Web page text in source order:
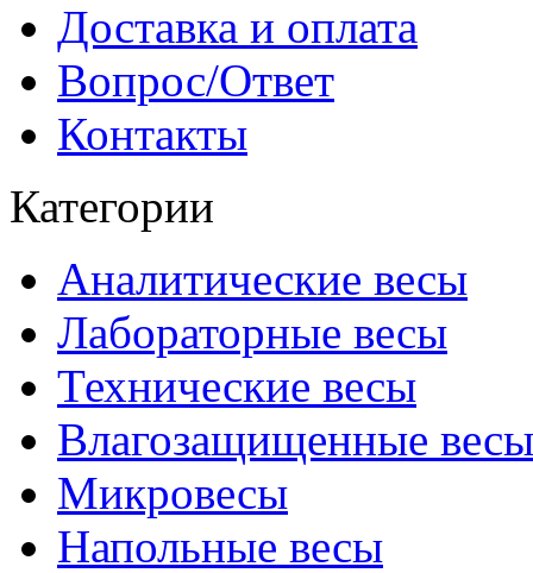
Доставка и оплата
Вопрос/Ответ
Контакты
Категории
Аналитические весы
Лабораторные весы
Технические весы
Влагозащищенные весы
Микровесы
Напольные весы